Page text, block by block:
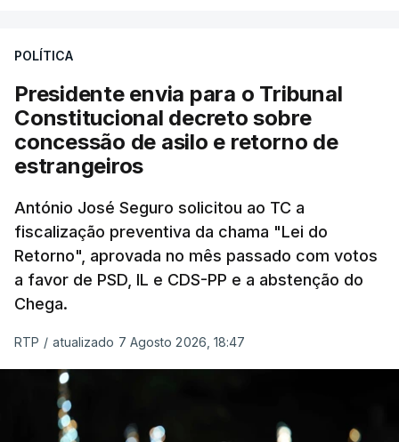
sistema mais simples, mais justo e transparente".
"Sempre que seja possível reduzir burocracias,
eliminar sobreposições e garantir que os apoios
chegam a quem mais necessita, estaremos a dar
um passo na direção certa", argumenta o
Presidente da República.
Assegurar que "ninguém é
prejudicado"
O Preisdente deixa, no entanto, deixa alguns
avisos:uma reforma desta dimensão "deve ter
como primeiro critério a proteção das pessoas"
POLÍTICA
Presidente envia para o Tribunal
Constitucional decreto sobre
concessão de asilo e retorno de
estrangeiros
António José Seguro solicitou ao TC a
fiscalização preventiva da chama "Lei do
Retorno", aprovada no mês passado com votos
a favor de PSD, IL e CDS-PP e a abstenção do
Chega.
RTP / atualizado 7 Agosto 2026, 18:47